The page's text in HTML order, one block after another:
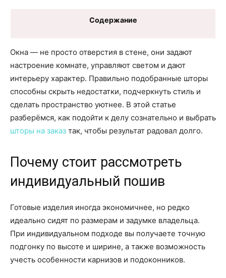
Содержание
Окна — не просто отверстия в стене, они задают
настроение комнате, управляют светом и дают
интерьеру характер. Правильно подобранные шторы
способны скрыть недостатки, подчеркнуть стиль и
сделать пространство уютнее. В этой статье
разберёмся, как подойти к делу сознательно и выбрать
шторы на заказ так, чтобы результат радовал долго.
Почему стоит рассмотреть
индивидуальный пошив
Готовые изделия иногда экономичнее, но редко
идеально сидят по размерам и задумке владельца.
При индивидуальном подходе вы получаете точную
подгонку по высоте и ширине, а также возможность
учесть особенности карнизов и подоконников.